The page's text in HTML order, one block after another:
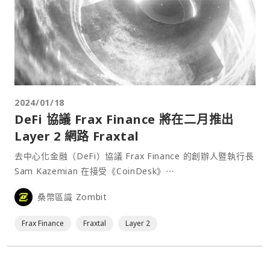
2024/01/18
DeFi 協議 Frax Finance 將在二月推出
Layer 2 網路 Fraxtal
去中心化金融（DeFi）協議 Frax Finance 的創辦人暨執行長
Sam Kazemian 在接受《CoinDesk》⋯
桑幣區識 Zombit
Frax Finance Fraxtal Layer 2